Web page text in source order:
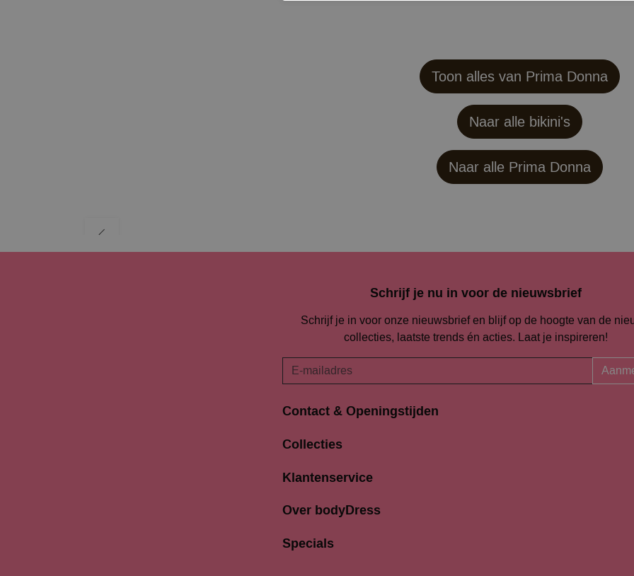
Toon alles van Prima Donna
Naar alle bikini's
Naar alle Prima Donna
Schrijf je nu in voor de nieuwsbrief
Schrijf je in voor onze nieuwsbrief en blijf op de hoogte van de
collecties, laatste trends én acties. Laat je inspireren!
Contact & Openingstijden
Langestraat 94-96
033 4690704
Collecties
Klantenservice
Over bodyDress
Specials